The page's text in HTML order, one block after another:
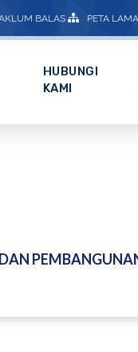
BALAS PETA
HUBUNGI
KAMI
KALI DAERAH HULU SELANGOR – 10 DISEMBER